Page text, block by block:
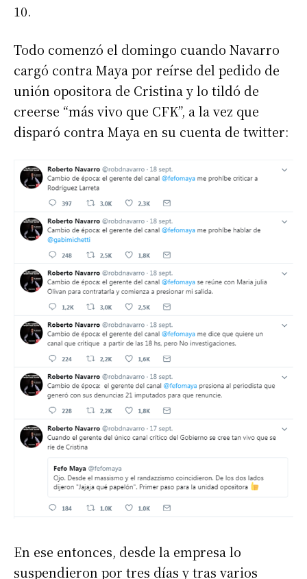
10.
Todo comenzó el domingo cuando Navarro
cargó contra Maya por reírse del pedido de
unión opositora de Cristina y lo tildó de
creerse “más vivo que CFK”, a la vez que
disparó contra Maya en su cuenta de twitter:
En ese entonces, desde la empresa lo
suspendieron por tres días y tras varios